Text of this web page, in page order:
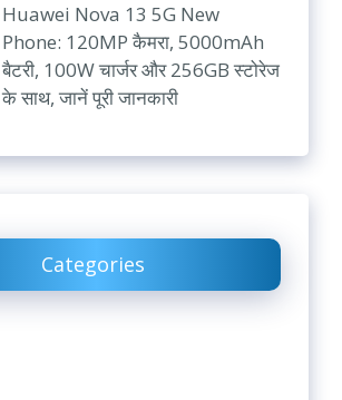
Huawei Nova 13 5G New
Phone: 120MP कैमरा, 5000mAh
बैटरी, 100W चार्जर और 256GB स्टोरेज
के साथ, जानें पूरी जानकारी
Categories